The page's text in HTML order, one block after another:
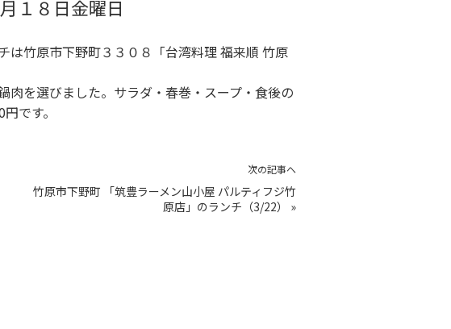
１８日金曜日
は竹原市下野町３３０８「台湾料理 福来順 竹原
を選びました。サラダ・春巻・スープ・食後の
です。
次の記事へ
竹原市下野町 「筑豊ラーメン山小屋 パルティフジ竹
原店」のランチ（3/22）
»